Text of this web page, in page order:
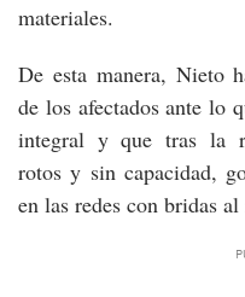
materiales.
De esta manera, Nieto
de los afectados ante lo
integral y que tras la
rotos y sin capacidad,
en las redes con bridas